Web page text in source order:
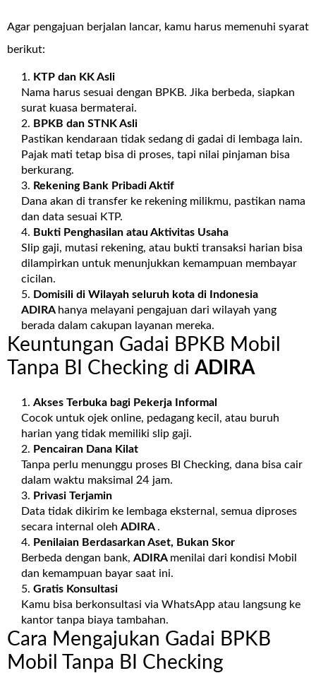
Agar pengajuan berjalan lancar, kamu harus memenuhi syarat
berikut:
KTP dan KK Asli
Nama harus sesuai dengan BPKB. Jika berbeda, siapkan
surat kuasa bermaterai.
BPKB dan STNK Asli
Pastikan kendaraan tidak sedang di gadai di lembaga lain.
Pajak mati tetap bisa di proses, tapi nilai pinjaman bisa
berkurang.
Rekening Bank Pribadi Aktif
Dana akan di transfer ke rekening milikmu, pastikan nama
dan data sesuai KTP.
Bukti Penghasilan atau Aktivitas Usaha
Slip gaji, mutasi rekening, atau bukti transaksi harian bisa
dilampirkan untuk menunjukkan kemampuan membayar
cicilan.
Domisili di Wilayah seluruh kota di Indonesia
ADIRA hanya melayani pengajuan dari wilayah yang
berada dalam cakupan layanan mereka.
Keuntungan Gadai BPKB Mobil
Tanpa BI Checking di ADIRA
Akses Terbuka bagi Pekerja Informal
Cocok untuk ojek online, pedagang kecil, atau buruh
harian yang tidak memiliki slip gaji.
Pencairan Dana Kilat
Tanpa perlu menunggu proses BI Checking, dana bisa cair
dalam waktu maksimal 24 jam.
Privasi Terjamin
Data tidak dikirim ke lembaga eksternal, semua diproses
secara internal oleh ADIRA .
Penilaian Berdasarkan Aset, Bukan Skor
Berbeda dengan bank, ADIRA menilai dari kondisi Mobil
dan kemampuan bayar saat ini.
Gratis Konsultasi
Kamu bisa berkonsultasi via WhatsApp atau langsung ke
kantor tanpa biaya tambahan.
Cara Mengajukan Gadai BPKB
Mobil Tanpa BI Checking